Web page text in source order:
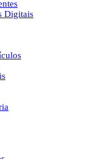
Digitais